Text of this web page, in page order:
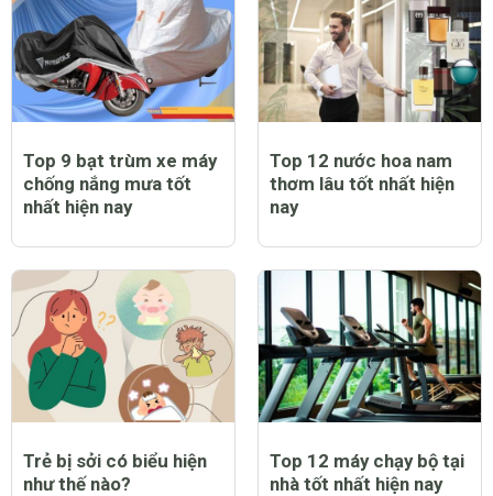
Top 9 bạt trùm xe máy
chống nắng mưa tốt
nhất hiện nay
Top 12 nước hoa nam
thơm lâu tốt nhất hiện
nay
Trẻ bị sởi có biểu hiện
như thế nào?
Top 12 máy chạy bộ tại
nhà tốt nhất hiện nay